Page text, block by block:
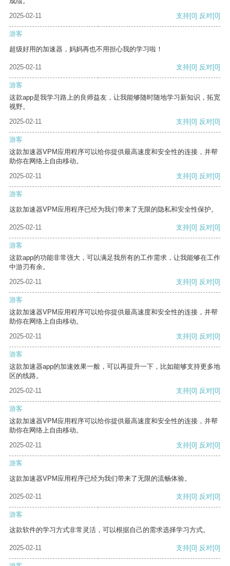
2025-02-11
支持[0] 反对[0]
游客
超级好用的加速器，妈妈再也不用担心我的学习啦！
2025-02-11 支持[0] 反对[0]
游客
这款app是我学习路上的良师益友，让我能够随时随地学习新知识，拓宽
视野。
2025-02-11
支持[0] 反对[0]
游客
这款加速器VPM应用程序可以给你提供最高速度和安全性的连接，并帮
助你在网络上自由移动。
2025-02-11
支持[0] 反对[0]
游客
这款加速器VPM应用程序已经为我们带来了无限的隐私和安全性保护。
2025-02-11 支持[0] 反对[0]
游客
这款app的功能非常强大，可以满足我所有的工作需求，让我能够在工作
中游刃有余。
2025-02-11
支持[0] 反对[0]
游客
这款加速器VPM应用程序可以给你提供最高速度和安全性的连接，并帮
助你在网络上自由移动。
2025-02-11
支持[0] 反对[0]
游客
这款加速器app的加速效果一般，可以再提升一下，比如能够支持更多地
区的线路。
2025-02-11
支持[0] 反对[0]
游客
这款加速器VPM应用程序可以给你提供最高速度和安全性的连接，并帮
助你在网络上自由移动。
2025-02-11
支持[0] 反对[0]
游客
这款加速器VPM应用程序已经为我们带来了无限的流畅体验。
2025-02-11 支持[0] 反对[0]
游客
这款软件的学习方式非常灵活，可以根据自己的需求选择学习方式。
2025-02-11 支持[0] 反对[0]